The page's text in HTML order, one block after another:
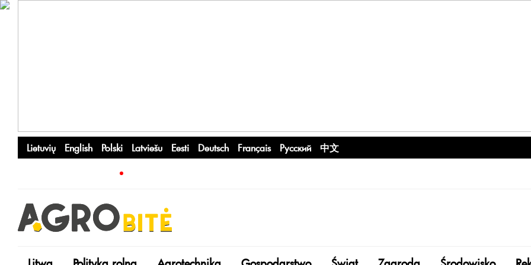
Lietuvių English Polski Latviešu Eesti Deutsch Français Русский 中文